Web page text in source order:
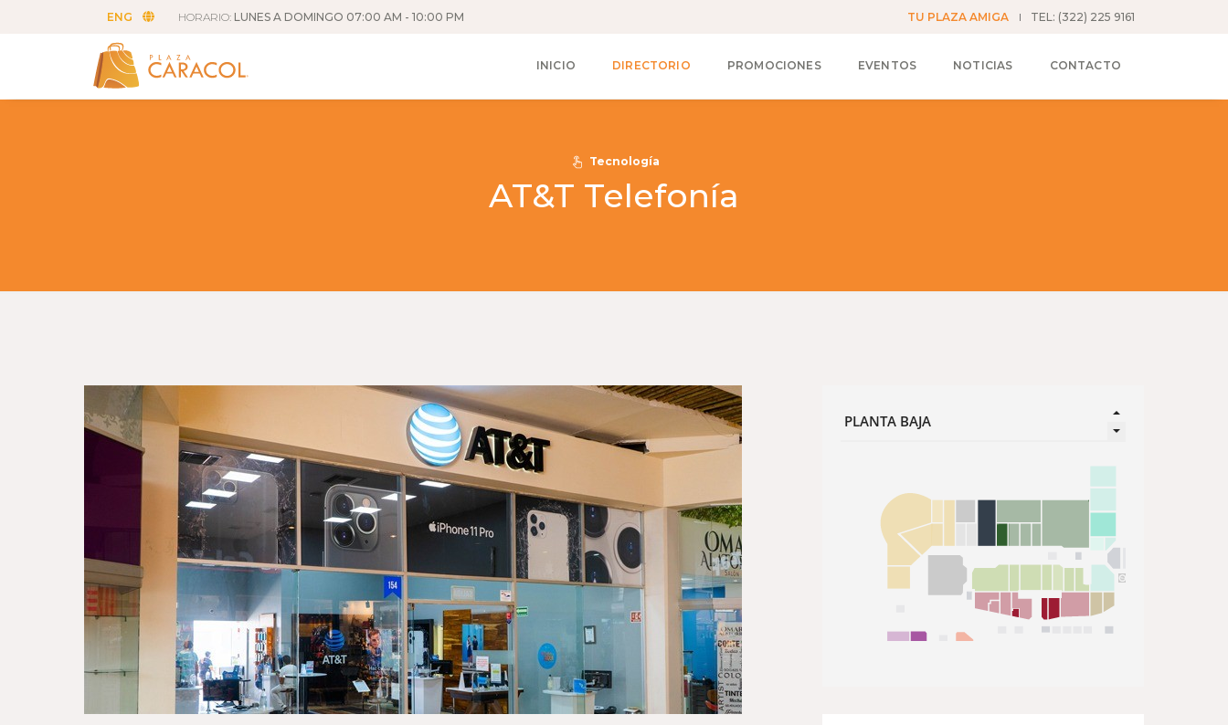
ENG HORARIO: LUNES A DOMINGO 07:00 AM - 10:00 PM TU PLAZA AMIGA TEL: (322) 225 9161
INICIO DIRECTORIO PROMOCIONES EVENTOS NOTICIAS CONTACTO
Tecnología
AT&T Telefonía